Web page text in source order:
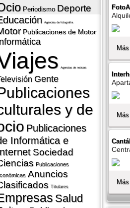
Periodismo Deporte
Agencias de fotografí­a
Publicaciones de Motor
Agencias de noticias
Gente
y de
Publicaciones
Informática e
Sociedad
Publicaciones
Anuncios
Titulares
Salud